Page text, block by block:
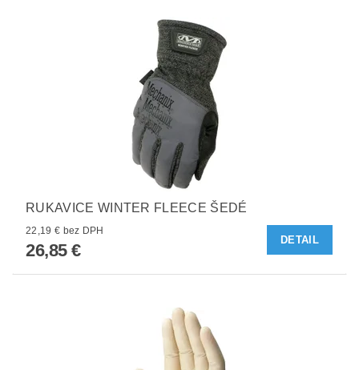
RUKAVICE WINTER FLEECE ŠEDÉ
22,19 € bez DPH
26,85 €
DETAIL